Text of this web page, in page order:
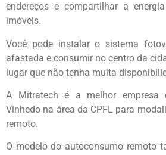
endereços e compartilhar a
imóveis.
Você pode instalar o sistema
afastada e consumir no centro da
lugar que não tenha muita
A Mitratech é a melhor empresa
Vinhedo na área da CPFL para
remoto.
O modelo do autoconsumo remoto